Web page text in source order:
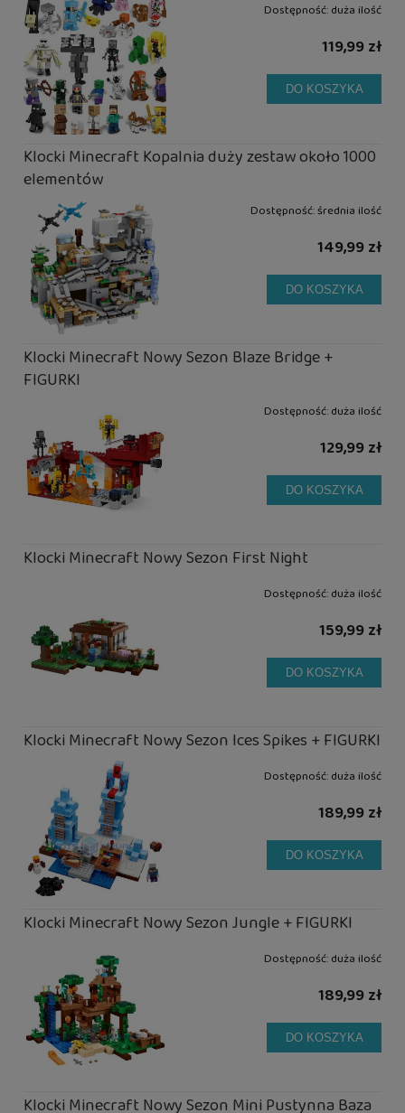
Dostępność:duża ilość
119,99 zł
DO KOSZYKA
Klocki Minecraft Kopalnia duży zestaw około 1000
elementów
Dostępność:średnia ilość
149,99 zł
DO KOSZYKA
Klocki Minecraft Nowy Sezon Blaze Bridge +
FIGURKI
Dostępność:duża ilość
129,99 zł
DO KOSZYKA
Klocki Minecraft Nowy Sezon First Night
Dostępność:duża ilość
159,99 zł
DO KOSZYKA
Klocki Minecraft Nowy Sezon Ices Spikes + FIGURKI
Dostępność:duża ilość
189,99 zł
DO KOSZYKA
Klocki Minecraft Nowy Sezon Jungle + FIGURKI
Dostępność:duża ilość
189,99 zł
DO KOSZYKA
Klocki Minecraft Nowy Sezon Mini Pustynna Baza